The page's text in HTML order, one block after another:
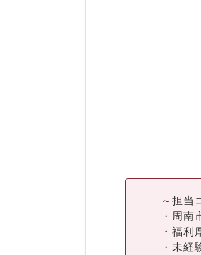
～担当
・周南
・福利
・未経